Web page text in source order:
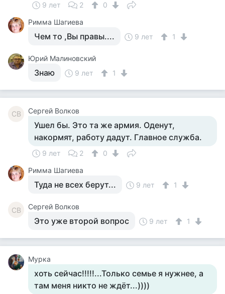
9 лет 2
0
Римма Шагиева
Чем то ,Вы правы.... 9 лет 1
Юрий Малиновский
Знаю 9 лет 1
СВ Сергей Волков
Ушел бы. Это та же армия. Оденут,
накормят, работу дадут. Главное служба.
9 лет 2
0
Римма Шагиева
Туда не всех берут... 9 лет 1
СВ Сергей Волков
Это уже второй вопрос 9 лет 1
Мурка
хоть сейчас!!!!!...Только семье я нужнее, а
там меня никто не ждёт...))))